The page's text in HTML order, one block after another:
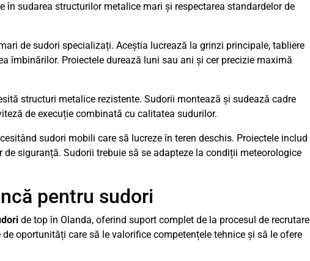
în sudarea structurilor metalice mari și respectarea standardelor de
de sudori specializați. Aceștia lucrează la grinzi principale, tabliere
îmbinărilor. Proiectele durează luni sau ani și cer precizie maximă
structuri metalice rezistente. Sudorii montează și sudează cadre
de execuție combinată cu calitatea sudurilor.
sudori mobili care să lucreze în teren deschis. Proiectele includ
siguranță. Sudorii trebuie să se adapteze la condiții meteorologice
pentru sudori
de top în Olanda, oferind suport complet de la procesul de recrutare
oportunități care să le valorifice competențele tehnice și să le ofere